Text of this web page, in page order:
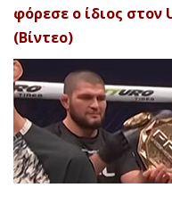
φόρεσε ο ίδιος
(Βίντεο)